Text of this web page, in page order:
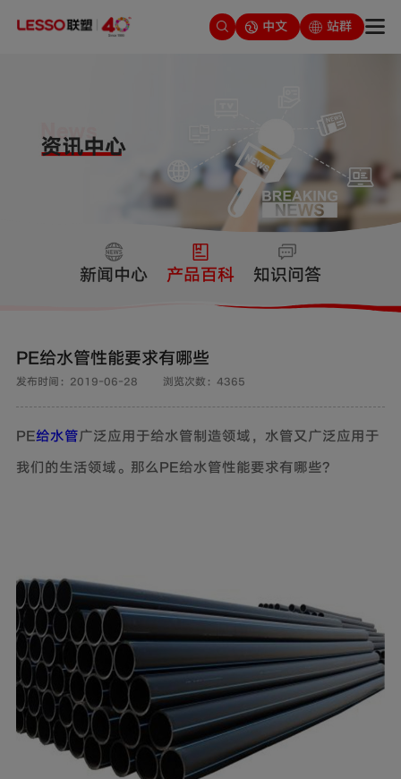
中文 站群
新闻中心 产品百科 知识问答
PE给水管性能要求有哪些
发布时间：2019-06-28 浏览次数：4365
PE给水管广泛应用于给水管制造领域，水管又广泛应用于
我们的生活领域。那么PE给水管性能要求有哪些?